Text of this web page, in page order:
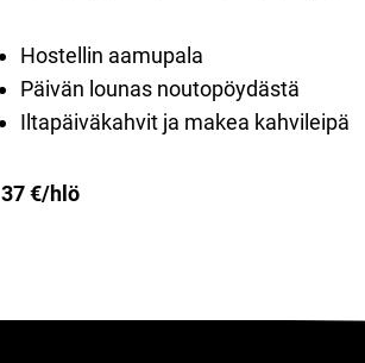
Hostellin aamupala
Päivän lounas noutopöydästä
Iltapäiväkahvit ja makea kahvileipä
37 €/hlö